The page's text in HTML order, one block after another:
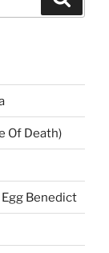
Of Death)
Benedict